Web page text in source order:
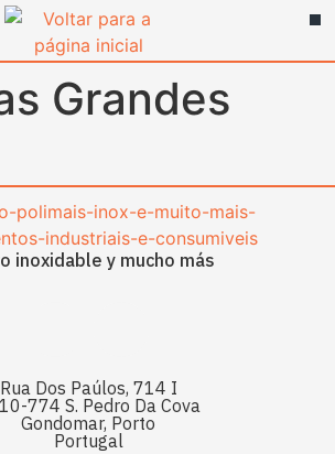
Grandes
inoxidable y mucho más
Rua Dos Paúlos, 714 I
774 S. Pedro Da Cova
Gondomar, Porto
Portugal